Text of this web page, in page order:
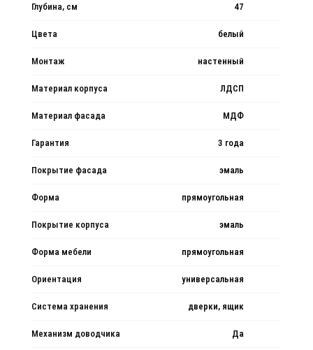
Глубина, см 47
Цвета белый
Монтаж настенный
Материал корпуса ЛДСП
Материал фасада МДФ
Гарантия 3 года
Покрытие фасада эмаль
Форма прямоугольная
Покрытие корпуса эмаль
Форма мебели прямоугольная
Ориентация универсальная
Система хранения дверки, ящик
Механизм доводчика Да